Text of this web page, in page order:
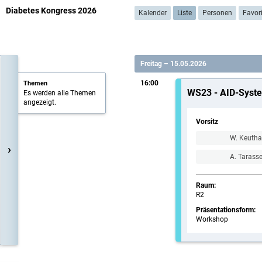
Diabetes Kongress 2026 Kalender Liste Personen
›
Themen
Es werden alle Themen
angezeigt.
Freitag – 15.05.2026
16:00
WS23 - AID-
Vorsitz
W.
A.
Raum:
R2
Präsentationsform:
Workshop